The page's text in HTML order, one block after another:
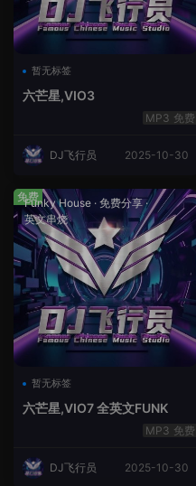
暂无标签
六芒星,VIO3
免费
DJ飞行员 2025-10-30
Funky House · 免费分享·
英文串烧
暂无标签
六芒星,VIO7 全英文FUNK
免费
DJ飞行员 2025-10-30
免费